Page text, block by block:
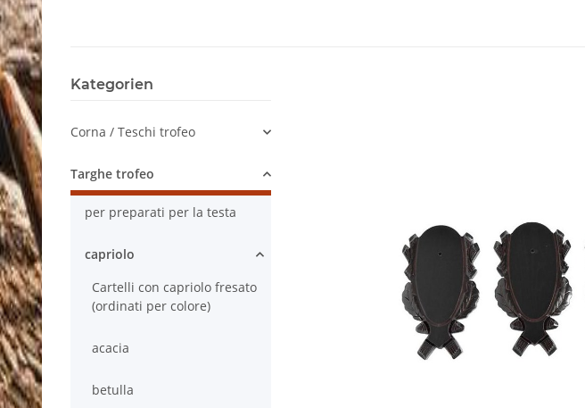
Kategorien
Corna / Teschi trofeo
Targhe trofeo
per preparati per la testa
capriolo
Cartelli con capriolo fresato
(ordinati per colore)
acacia
betulla